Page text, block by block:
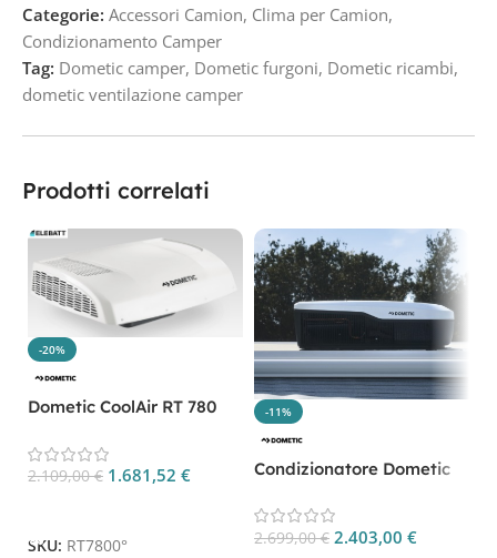
Categorie: Accessori Camion, Clima per Camion,
Condizionamento Camper
Tag: Dometic camper, Dometic furgoni, Dometic ricambi,
dometic ventilazione camper
Prodotti correlati
-20%
Dometic CoolAir RT 780
2.109,00€ 1.681,52 €
SKU: RT7800°
-11%
Condizionatore Dometic
FJX72200
2.699,00€ 2.403,00 €